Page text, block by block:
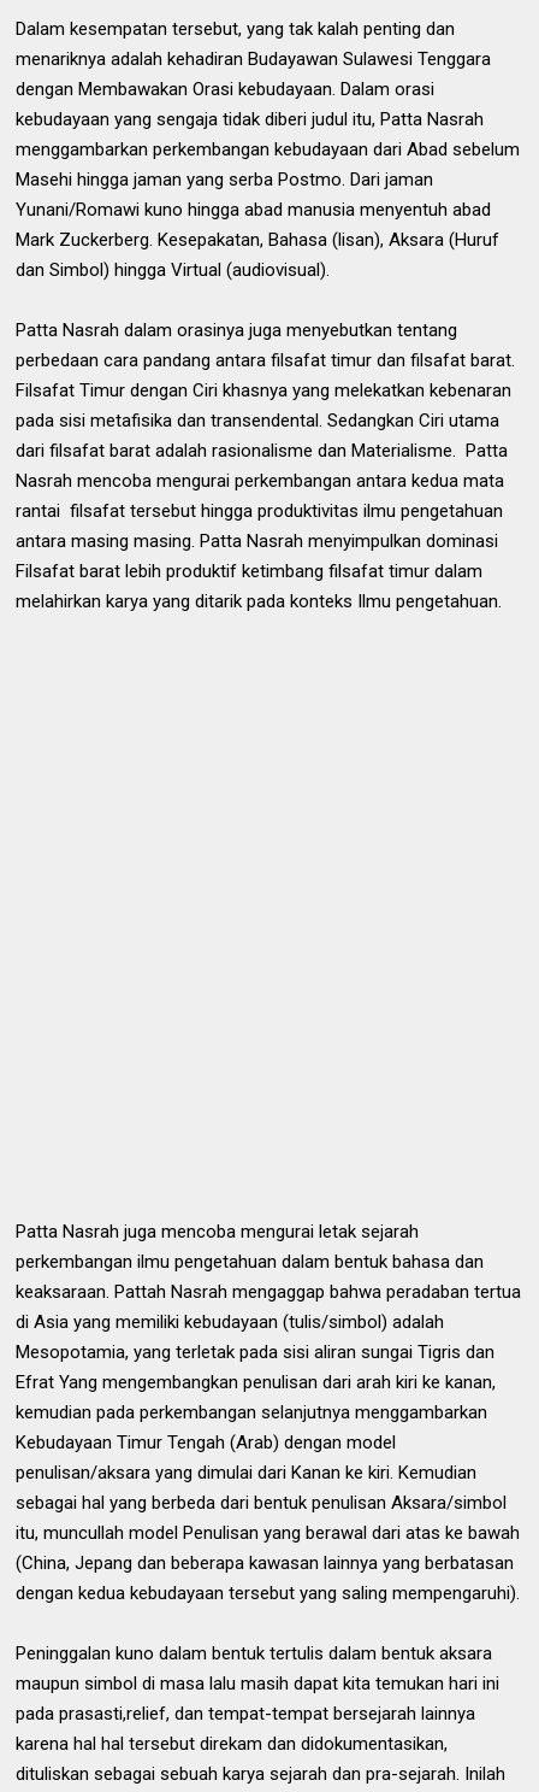
Dalam kesempatan tersebut, yang tak kalah penting dan
menariknya adalah kehadiran Budayawan Sulawesi Tenggara
dengan Membawakan Orasi kebudayaan. Dalam orasi
kebudayaan yang sengaja tidak diberi judul itu, Patta Nasrah
menggambarkan perkembangan kebudayaan dari Abad sebelum
Masehi hingga jaman yang serba Postmo. Dari jaman
Yunani/Romawi kuno hingga abad manusia menyentuh abad
Mark Zuckerberg. Kesepakatan, Bahasa (lisan), Aksara (Huruf
dan Simbol) hingga Virtual (audiovisual).
Patta Nasrah dalam orasinya juga menyebutkan tentang
perbedaan cara pandang antara filsafat timur dan filsafat barat.
Filsafat Timur dengan Ciri khasnya yang melekatkan kebenaran
pada sisi metafisika dan transendental. Sedangkan Ciri utama
dari filsafat barat adalah rasionalisme dan Materialisme. Patta
Nasrah mencoba mengurai perkembangan antara kedua mata
rantai filsafat tersebut hingga produktivitas ilmu pengetahuan
antara masing masing. Patta Nasrah menyimpulkan dominasi
Filsafat barat lebih produktif ketimbang filsafat timur dalam
melahirkan karya yang ditarik pada konteks Ilmu pengetahuan.
Patta Nasrah juga mencoba mengurai letak sejarah
perkembangan ilmu pengetahuan dalam bentuk bahasa dan
keaksaraan. Pattah Nasrah mengaggap bahwa peradaban tertua
di Asia yang memiliki kebudayaan (tulis/simbol) adalah
Mesopotamia, yang terletak pada sisi aliran sungai Tigris dan
Efrat Yang mengembangkan penulisan dari arah kiri ke kanan,
kemudian pada perkembangan selanjutnya menggambarkan
Kebudayaan Timur Tengah (Arab) dengan model
penulisan/aksara yang dimulai dari Kanan ke kiri. Kemudian
sebagai hal yang berbeda dari bentuk penulisan Aksara/simbol
itu, muncullah model Penulisan yang berawal dari atas ke bawah
(China, Jepang dan beberapa kawasan lainnya yang berbatasan
dengan kedua kebudayaan tersebut yang saling mempengaruhi).
Peninggalan kuno dalam bentuk tertulis dalam bentuk aksara
maupun simbol di masa lalu masih dapat kita temukan hari ini
pada prasasti,relief, dan tempat-tempat bersejarah lainnya
karena hal hal tersebut direkam dan didokumentasikan,
dituliskan sebagai sebuah karya sejarah dan pra-sejarah. Inilah